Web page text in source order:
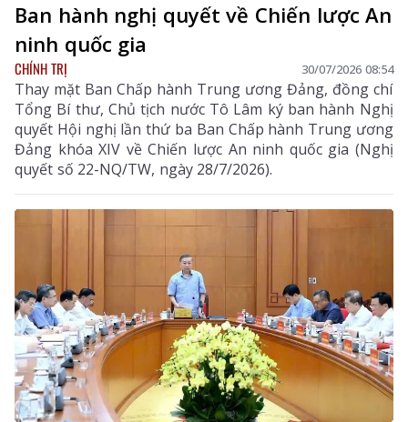
Ban hành nghị quyết về Chiến lược An
ninh quốc gia
CHÍNH TRỊ 30/07/2026 08:54
Thay mặt Ban Chấp hành Trung ương Đảng, đồng chí
Tổng Bí thư, Chủ tịch nước Tô Lâm ký ban hành Nghị
quyết Hội nghị lần thứ ba Ban Chấp hành Trung ương
Đảng khóa XIV về Chiến lược An ninh quốc gia (Nghị
quyết số 22-NQ/TW, ngày 28/7/2026).